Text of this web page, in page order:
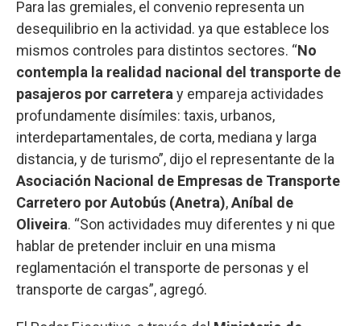
Para las gremiales, el convenio representa un
desequilibrio en la actividad. ya que establece los
mismos controles para distintos sectores. “No
contempla la realidad nacional del transporte de
pasajeros por carretera y empareja actividades
profundamente disímiles: taxis, urbanos,
interdepartamentales, de corta, mediana y larga
distancia, y de turismo”, dijo el representante de la
Asociación Nacional de Empresas de Transporte
Carretero por Autobús (Anetra),Aníbal de
Oliveira. “Son actividades muy diferentes y ni que
hablar de pretender incluir en una misma
reglamentación el transporte de personas y el
transporte de cargas”, agregó.